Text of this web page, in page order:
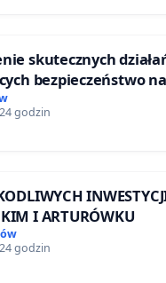
skutecznych
bezpieczeństwo
w Otwocku
godzin
I ARTURÓWKU
godzin